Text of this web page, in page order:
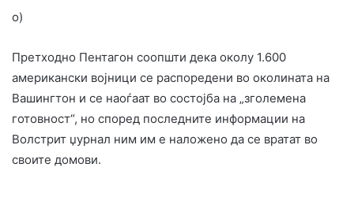
о)
Претходно Пентагон соопшти дека околу 1.600
американски војници се распоредени во околината на
Вашингтон и се наоѓаат во состојба на „зголемена
готовност“, но според последните информации на
Волстрит џурнал ним им е наложено да се вратат во
своите домови.